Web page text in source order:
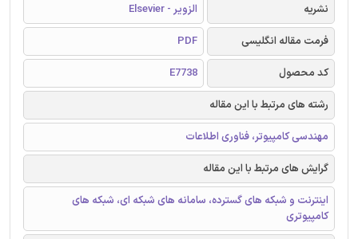
نشریه
الزویر - Elsevier
فرمت مقاله انگلیسی
PDF
کد محصول
E7738
رشته های مرتبط با این مقاله
مهندسی کامپیوتر، فناوری اطلاعات
گرایش های مرتبط با این مقاله
اینترنت و شبکه های گسترده، سامانه های شبکه ای، شبکه های
کامپیوتری